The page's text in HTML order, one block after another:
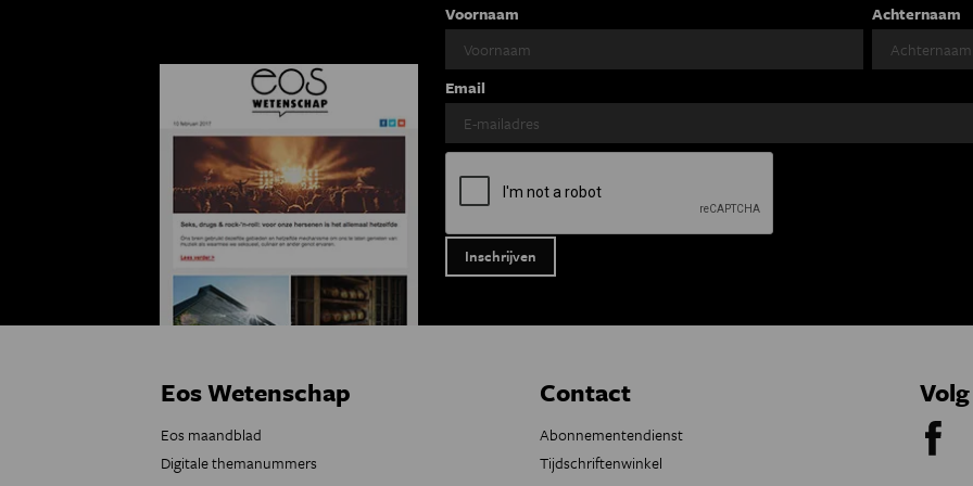
Voornaam Achternaam
Email
Eos Wetenschap
Eos maandblad
Digitale themanummers
Contact
Abonnementendienst
Tijdschriftenwinkel